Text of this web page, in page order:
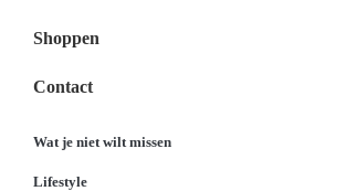
Shoppen
Contact
Wat je niet wilt missen
Lifestyle